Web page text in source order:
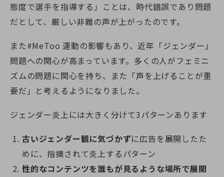
態度で選手を指導する」ことは、時代錯誤であり問題
だとして、厳しい非難の声が上がったのです。
また#MeToo 運動の影響もあり、近年「ジェンダー」
問題への関心が高まっています。多くの人がフェミニ
ズムの問題に関心を持ち、また「声を上げることが重
要だ」と考えるようになりました。
ジェンダー炎上には大きく分けて3パターンあります
古いジェンダー観に気づかずに広告を展開したた
めに、指摘されて炎上するパターン
性的なコンテンツを誰もが見るような場所で展開